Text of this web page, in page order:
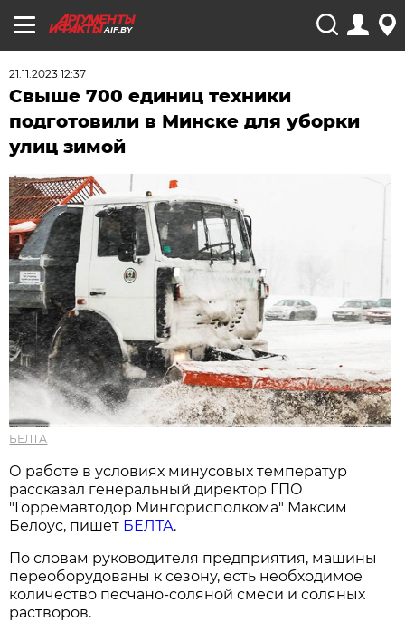
AIF.BY
21.11.2023 12:37
Свыше 700 единиц техники
подготовили в Минске для уборки
улиц зимой
БЕЛТА
О работе в условиях минусовых температур
рассказал генеральный директор ГПО
"Горремавтодор Мингорисполкома" Максим
Белоус, пишет БЕЛТА.
По словам руководителя предприятия, машины
переоборудованы к сезону, есть необходимое
количество песчано-соляной смеси и соляных
растворов.